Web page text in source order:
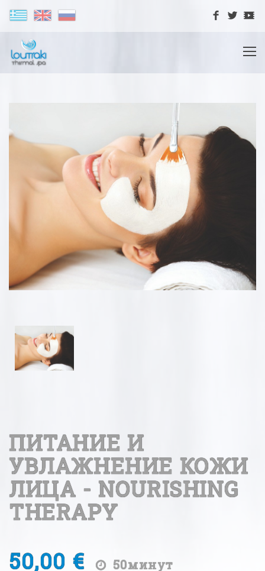
ПИТАНИЕ И
УВЛАЖНЕНИЕ КОЖИ
ЛИЦА - NOURISHING
THERAPY
50,00 €
50минут